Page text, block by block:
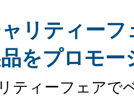
リティー
をプロモー
ティーフェアで